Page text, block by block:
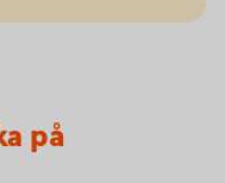
på